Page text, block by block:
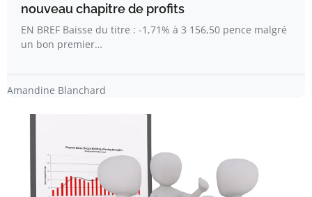
nouveau chapitre de profits
EN BREF Baisse du titre : -1,71% à 3 156,50 pence malgré
un bon premier…
Amandine Blanchard